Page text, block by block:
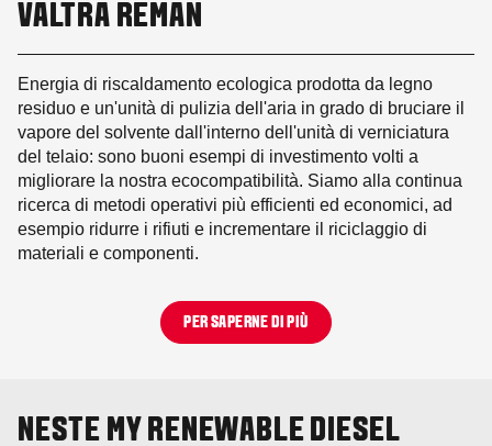
VALTRA REMAN
Energia di riscaldamento ecologica prodotta da legno
residuo e un'unità di pulizia dell'aria in grado di bruciare il
vapore del solvente dall'interno dell'unità di verniciatura
del telaio: sono buoni esempi di investimento volti a
migliorare la nostra ecocompatibilità. Siamo alla continua
ricerca di metodi operativi più efficienti ed economici, ad
esempio ridurre i rifiuti e incrementare il riciclaggio di
materiali e componenti.
PER SAPERNE DI PIÙ
NESTE MY RENEWABLE DIESEL